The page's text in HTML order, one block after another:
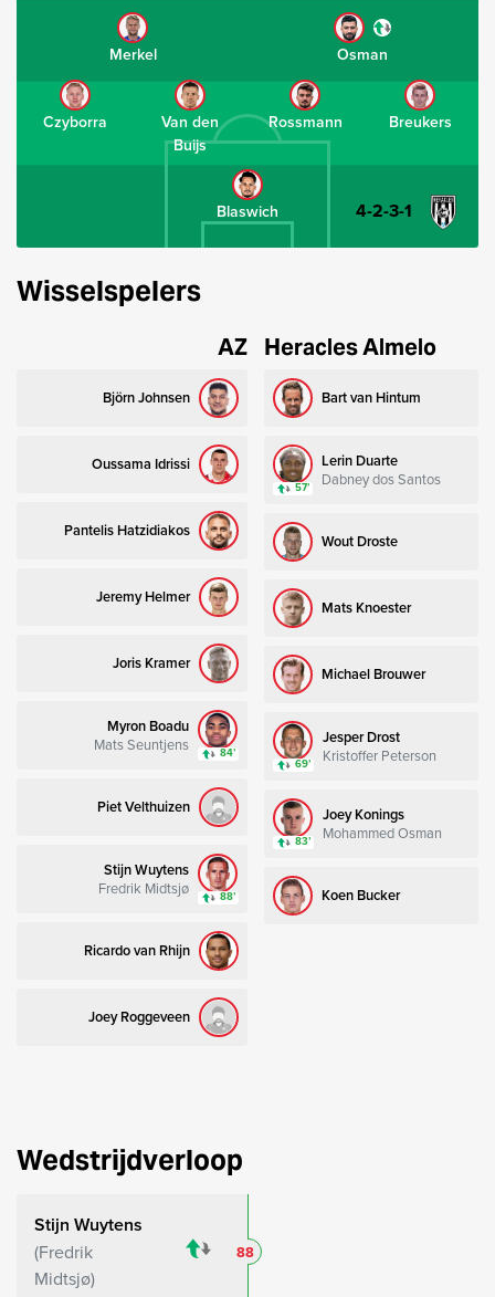
Blaswich
Breukers
Rossmann
Van den
Buijs
Czyborra
Osman
Merkel
4-2-3-1
Wisselspelers
AZ
Björn Johnsen
Oussama Idrissi
Pantelis Hatzidiakos
Jeremy Helmer
Joris Kramer
Myron Boadu
Mats Seuntjens 84’
Piet Velthuizen
Stijn Wuytens
Fredrik Midtsjø 88’
Ricardo van Rhijn
Joey Roggeveen
Heracles Almelo
Bart van Hintum
Lerin Duarte
Dabney dos Santos
57’
Wout Droste
Mats Knoester
Michael Brouwer
Jesper Drost
Kristoffer Peterson
69’
Joey Konings
Mohammed Osman
83’
Koen Bucker
Wedstrijdverloop
Stijn Wuytens
Fredrik
Midtsjø
88